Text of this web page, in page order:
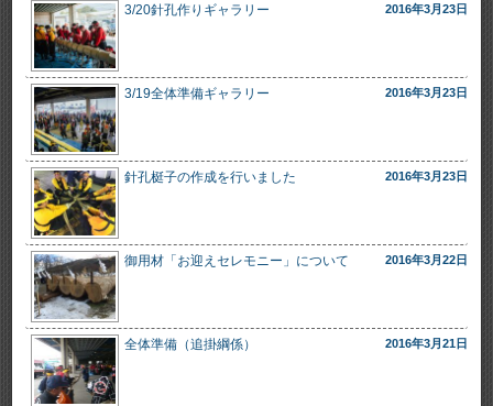
3/20針孔作りギャラリー 2016年3月23日
3/19全体準備ギャラリー 2016年3月23日
針孔梃子の作成を行いました 2016年3月23日
御用材「お迎えセレモニー」について 2016年3月22日
全体準備（追掛綱係） 2016年3月21日